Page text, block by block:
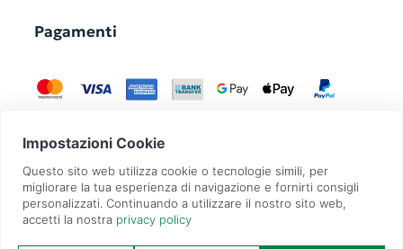
Pagamenti
GadgetZilla è un Brand di Overbi S.r.l.| realizzato conContit | © 2026 Tutti
i diritti riservati | P.IVA: 09351560967